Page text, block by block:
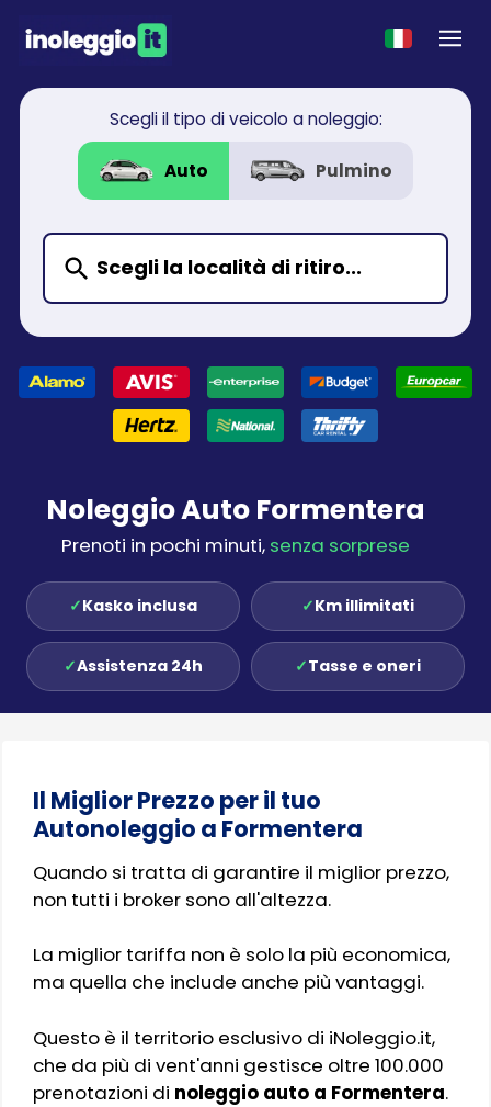
Scegli il tipo di veicolo a noleggio:
Auto Pulmino
Scegli la località di ritiro...
Noleggio Auto Formentera
Prenoti in pochi minuti, senza sorprese
✓Kasko inclusa ✓Km illimitati
✓Assistenza 24h ✓Tasse e oneri
Il Miglior Prezzo per il tuo
Autonoleggio a Formentera
Quando si tratta di garantire il miglior prezzo,
non tutti i broker sono all'altezza.
La miglior tariffa non è solo la più economica,
ma quella che include anche più vantaggi.
Questo è il territorio esclusivo di iNoleggio.it,
che da più di vent'anni gestisce oltre 100.000
prenotazioni di noleggio auto a Formentera.